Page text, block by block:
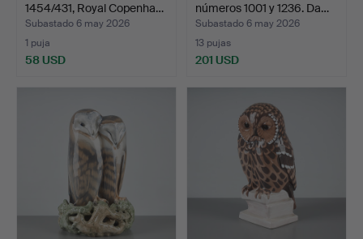
1454/431, Royal Copenha…
Subastado 6 may 2026
1 puja
58 USD
números 1001 y 1236. Da…
Subastado 6 may 2026
13 pujas
201 USD